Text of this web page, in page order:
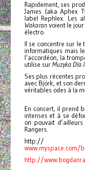
Rapidement, ses
James (aka Aphex
label Rephlex. Les
Wakaran voient le
électro.
Il se concentre sur le
informatiques mais
l’accordéon, la
utilise surMuzyka Dla
Ses plus récentes
avec Björk, et son
véritables odes à la
En concert, il prend
intenses et à se
on pouvait
Rangers.
http://
www.myspace.com/
http://